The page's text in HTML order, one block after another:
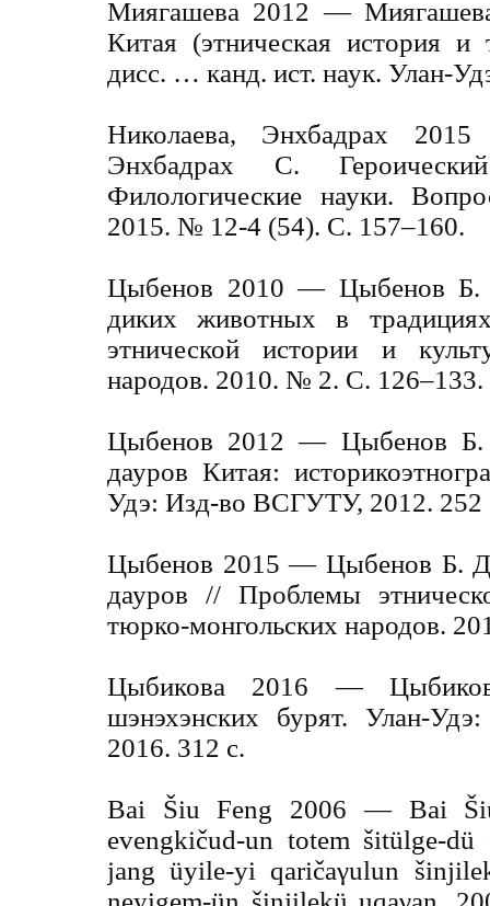
Миягашева 2012 —
Китая (этническая история и
дисс. … канд. ист. наук. Улан-
Николаева, Энхбадрах
Энхбадрах С.
Филологические науки.
2015. № 12-4 (54). С. 157–160.
Цыбенов 2010 — Цыбенов Б.
диких животных в
этнической истории и
народов. 2010. № 2. С. 126–133.
Цыбенов 2012 — Цыбенов Б.
дауров Китая:
Удэ: Изд-во ВСГУТУ, 2012. 252
Цыбенов 2015 — Цыбенов Б.
дауров // Проблемы
тюрко-монгольских народов.
Цыбикова 2016 —
шэнэхэнских бурят. Улан-
2016. 312 с.
Bai Šiu Feng 2006 — Bai
evengkičud-un totem šitülge-
jang üyile-yi qaričaγulun